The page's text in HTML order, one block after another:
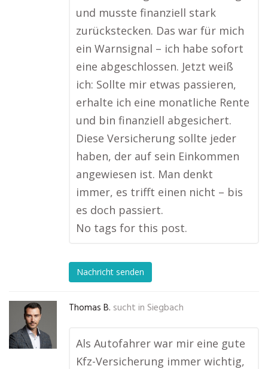
und musste finanziell stark
zurückstecken. Das war für mich
ein Warnsignal – ich habe sofort
eine abgeschlossen. Jetzt weiß
ich: Sollte mir etwas passieren,
erhalte ich eine monatliche Rente
und bin finanziell abgesichert.
Diese Versicherung sollte jeder
haben, der auf sein Einkommen
angewiesen ist. Man denkt
immer, es trifft einen nicht – bis
es doch passiert.
No tags for this post.
Nachricht senden
Thomas B. sucht in Siegbach
Als Autofahrer war mir eine gute
Kfz-Versicherung immer wichtig,